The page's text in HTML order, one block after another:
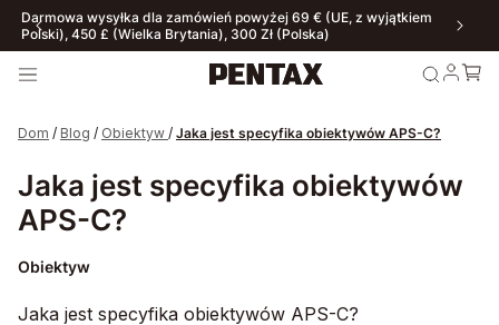
Nasz sklep internetowy obsługuje wyłącznie klientów indywidualnych.
W przypadku zapytań B2B kliknij tutaj
Dom / Blog / Obiektyw / Jaka jest specyfika obiektywów APS-C?
Jaka jest specyfika obiektywów
APS-C?
Obiektyw
Jaka jest specyfika obiektywów APS-C?